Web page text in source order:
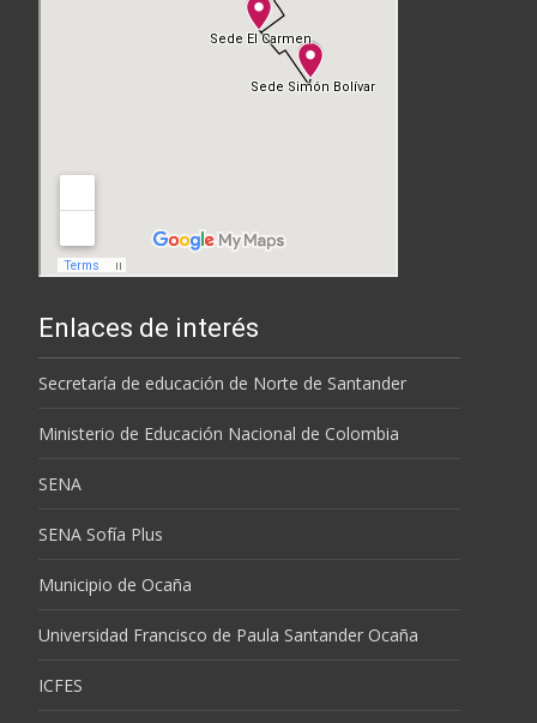
Enlaces de interés
Secretaría de educación de Norte de Santander
Ministerio de Educación Nacional de Colombia
SENA
SENA Sofía Plus
Municipio de Ocaña
Universidad Francisco de Paula Santander Ocaña
ICFES